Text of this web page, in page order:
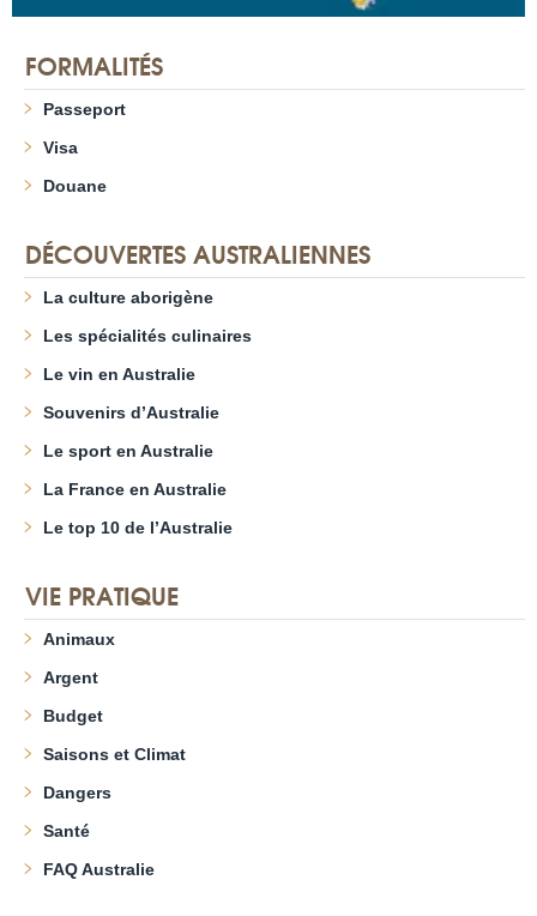
FORMALITÉS
Passeport
Visa
Douane
DÉCOUVERTES AUSTRALIENNES
La culture aborigène
Les spécialités culinaires
Le vin en Australie
Souvenirs d’Australie
Le sport en Australie
La France en Australie
Le top 10 de l’Australie
VIE PRATIQUE
Animaux
Argent
Budget
Saisons et Climat
Dangers
Santé
FAQ Australie